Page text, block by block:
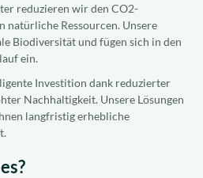
reduzieren wir den CO2-
natürliche Ressourcen. Unsere
Biodiversität und fügen sich in den
ein.
Investition dank reduzierter
Nachhaltigkeit. Unsere Lösungen
langfristig erhebliche